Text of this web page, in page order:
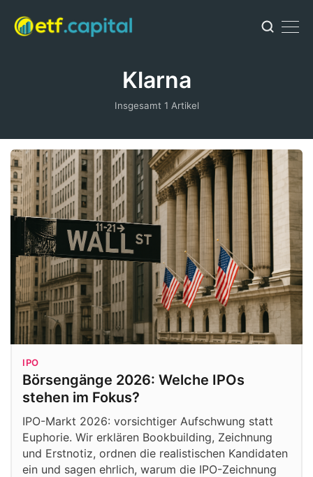
Klarna
Insgesamt 1 Artikel
IPO
Börsengänge 2026: Welche IPOs
stehen im Fokus?
IPO-Markt 2026: vorsichtiger Aufschwung statt
Euphorie. Wir erklären Bookbuilding, Zeichnung
und Erstnotiz, ordnen die realistischen Kandidaten
ein und sagen ehrlich, warum die IPO-Zeichnung